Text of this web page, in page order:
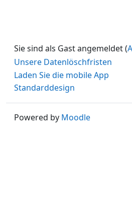
Sie sind als Gast angemeldet (
Unsere Datenlöschfristen
Laden Sie die mobile App
Standarddesign
Powered by Moodle